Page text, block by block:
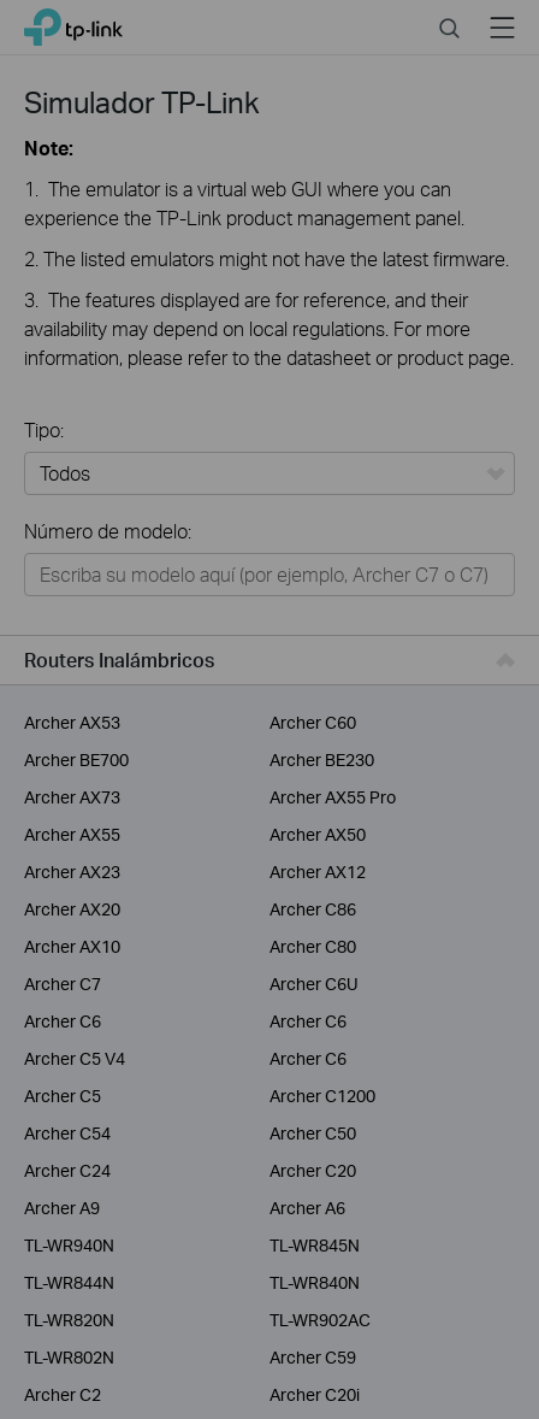
Click
navigation
TP-Link, Reliably Smart SearchMenu
Simulador TP-Link
Note:
1. The emulator is a virtual web GUI where you can
experience the TP-Link product management panel.
2. The listed emulators might not have the latest firmware.
3. The features displayed are for reference, and their
availability may depend on local regulations. For more
information, please refer to the datasheet or product page.
Tipo:
Hogar
Tapo
Negocios
ISPs
Número de modelo:
Routers Inalámbricos
Archer AX53
Archer C60
Archer BE700
Archer BE230
Archer AX73
Archer AX55 Pro
Archer AX55
Archer AX50
Archer AX23
Archer AX12
Archer AX20
Archer C86
Archer AX10
Archer C80
Archer C7
Archer C6U
Archer C6
Archer C6
Archer C5 V4
Archer C6
Archer C5
Archer C1200
Archer C54
Archer C50
Archer C24
Archer C20
Archer A9
Archer A6
TL-WR940N
TL-WR845N
TL-WR844N
TL-WR840N
TL-WR820N
TL-WR902AC
TL-WR802N
Archer C59
Archer C2
Archer C20i